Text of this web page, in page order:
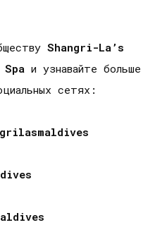
Shangri-La ’s
Spa и узнавайте больше
сетях: